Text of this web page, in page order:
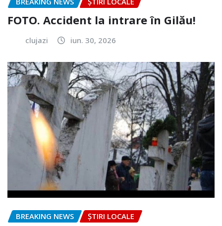
FOTO. Accident la intrare în Gilău!
clujazi iun. 30, 2026
BREAKING NEWS ȘTIRI LOCALE